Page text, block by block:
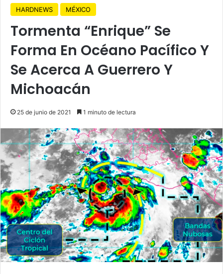
HARDNEWS MÉXICO
Tormenta “Enrique” Se
Forma En Océano Pacífico Y
Se Acerca A Guerrero Y
Michoacán
25 de junio de 2021 1 minuto de lectura